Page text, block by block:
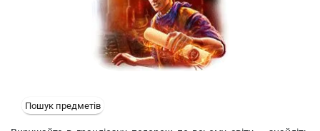
Пошук предметів